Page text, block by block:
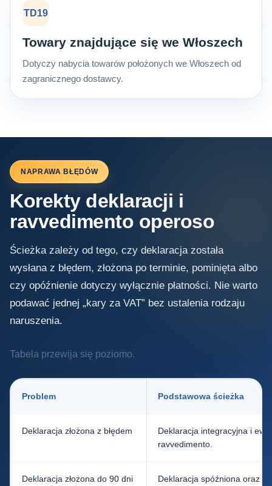
TD19
Towary znajdujące się we Włoszech
Dotyczy nabycia towarów położonych we Włoszech od
zagranicznego dostawcy.
NAPRAWA BŁĘDÓW
Korekty deklaracji i
ravvedimento operoso
Ścieżka zależy od tego, czy deklaracja została
wysłana z błędem, złożona po terminie, pominięta albo
czy opóźnienie dotyczy wyłącznie płatności. Nie warto
podawać jednej „kary za VAT” bez ustalenia rodzaju
naruszenia.
Tabela przewija się poziomo.
Problem Podstawowa ścieżka
Deklaracja złożona z błędem
Deklaracja integracyjna i
ravvedimento.
Deklaracja złożona do 90 dni
Deklaracja spóźniona oraz